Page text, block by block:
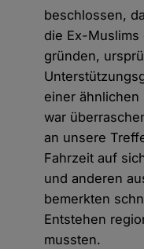
beschlossen,
die Ex-Muslims
gründen,
einer ähnlichen
war
an unsere
Fahrzeit auf
und anderen
bemerkten
Entstehen
mussten.